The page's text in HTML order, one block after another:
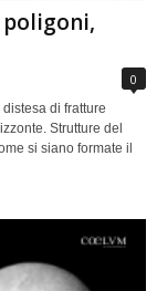
poligoni,
0
di fratture
Strutture del
si siano formate il